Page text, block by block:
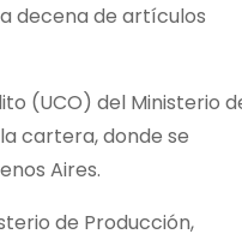
decena de artículos
(UCO) del Ministerio
cartera, donde se
Aires.
de Producción,